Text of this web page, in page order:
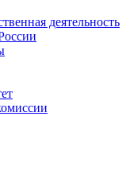
деятельность